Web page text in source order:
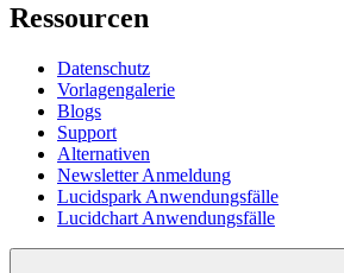
Ressourcen
Datenschutz
Vorlagengalerie
Blogs
Support
Alternativen
Newsletter Anmeldung
Lucidspark Anwendungsfälle
Lucidchart Anwendungsfälle